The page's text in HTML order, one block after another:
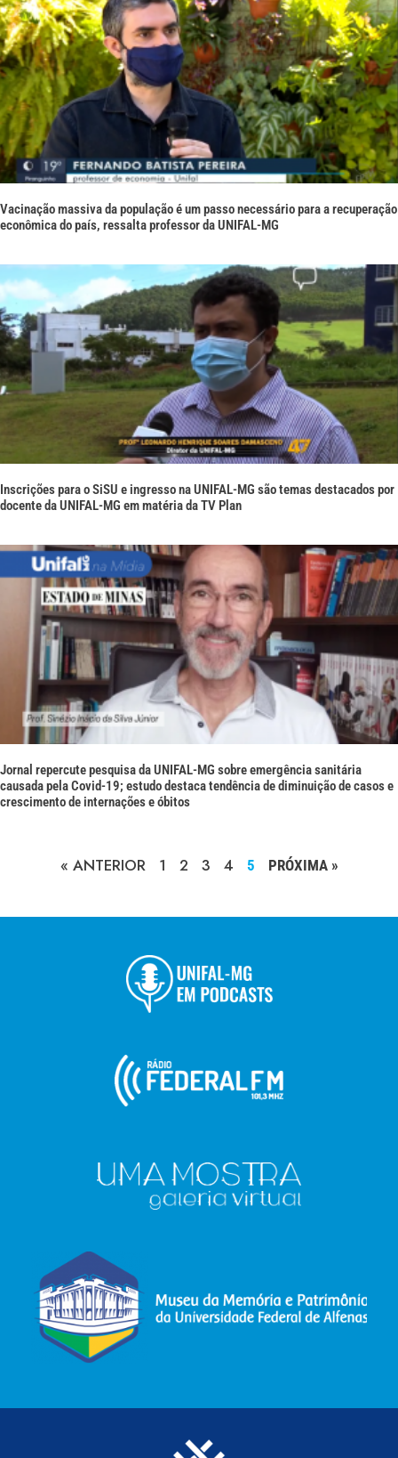
Vacinação massiva da população é um passo necessário para a recuperação
econômica do país, ressalta professor da UNIFAL-MG
Inscrições para o SiSU e ingresso na UNIFAL-MG são temas destacados por
docente da UNIFAL-MG em matéria da TV Plan
Jornal repercute pesquisa da UNIFAL-MG sobre emergência sanitária
causada pela Covid-19; estudo destaca tendência de diminuição de casos e
crescimento de internações e óbitos
« ANTERIOR 1 2 3 4 5 PRÓXIMA »